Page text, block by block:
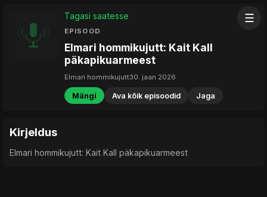
☰
Tagasi saatesse
EPISOOD
Elmari hommikujutt: Kait Kall
päkapikuarmeest
Elmari hommikujutt30. jaan 2026
Mängi Ava kõik episoodid Jaga
Kirjeldus
Elmari hommikujutt: Kait Kall päkapikuarmeest